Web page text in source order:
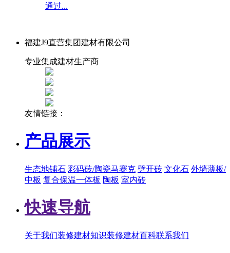
通过...
福建J9直营集团建材有限公司
专业集成建材生产商
友情链接：
产品展示
生态地铺石 彩码砖/陶瓷马赛克 劈开砖 文化石 外墙薄板/
中板 复合保温一体板 陶板 室内砖
快速导航
关于我们装修建材知识装修建材百科联系我们